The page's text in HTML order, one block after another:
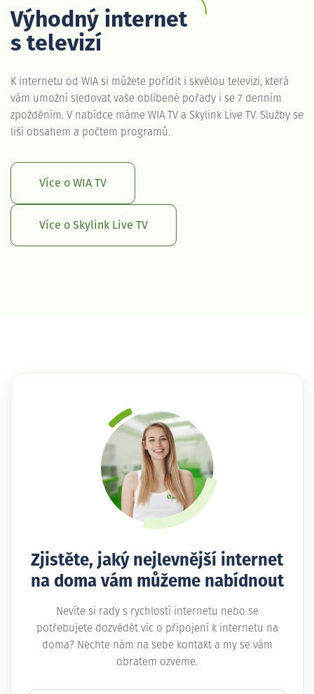
Výhodný internet
s televizí
K internetu od WIA si můžete pořídit i skvělou televizi, která
vám umožní sledovat vaše oblíbené pořady i se 7 denním
zpožděním. V nabídce máme WIA TV a Skylink Live TV. Služby se
liší obsahem a počtem programů.
Více o WIA TV
Více o Skylink Live TV
Zjistěte, jaký nejlevnější internet
na doma vám můžeme nabídnout
Nevíte si rady s rychlostí internetu nebo se
potřebujete dozvědět víc o připojení k internetu na
doma? Nechte nám na sebe kontakt a my se vám
obratem ozveme.